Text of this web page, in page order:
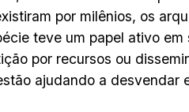
por milênios, os
teve um papel ativo
por recursos ou
ajudando a desvendar